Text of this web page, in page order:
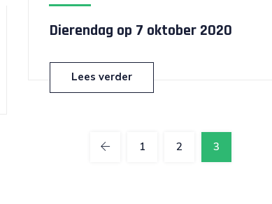
Dierendag op 7 oktober 2020
Lees verder
1 2 3